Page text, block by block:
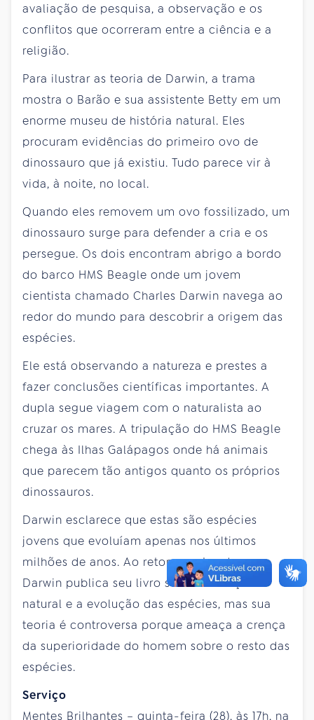
avaliação de pesquisa, a observação e os
conflitos que ocorreram entre a ciência e a
religião.
Para ilustrar as teoria de Darwin, a trama
mostra o Barão e sua assistente Betty em um
enorme museu de história natural. Eles
procuram evidências do primeiro ovo de
dinossauro que já existiu. Tudo parece vir à
vida, à noite, no local.
Quando eles removem um ovo fossilizado, um
dinossauro surge para defender a cria e os
persegue. Os dois encontram abrigo a bordo
do barco HMS Beagle onde um jovem
cientista chamado Charles Darwin navega ao
redor do mundo para descobrir a origem das
espécies.
Ele está observando a natureza e prestes a
fazer conclusões científicas importantes. A
dupla segue viagem com o naturalista ao
cruzar os mares. A tripulação do HMS Beagle
chega às Ilhas Galápagos onde há animais
que parecem tão antigos quanto os próprios
dinossauros.
Darwin esclarece que estas são espécies
jovens que evoluíam apenas nos últimos
milhões de anos. Ao retornar a Londres,
Darwin publica seu livro sobre a seleção
natural e a evolução das espécies, mas sua
teoria é controversa porque ameaça a crença
da superioridade do homem sobre o resto das
espécies.
Serviço
Mentes Brilhantes – quinta-feira (28), às 17h, na